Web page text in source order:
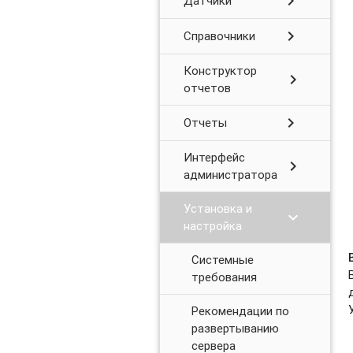
Справочники chevron_right
Конструктор
отчетов
chevron_right
Отчеты chevron_right
Интерфейс
администратора
chevron_right
Установка и
настройка
chevron_right
Системные
требования
Рекомендации по
развертыванию
сервера